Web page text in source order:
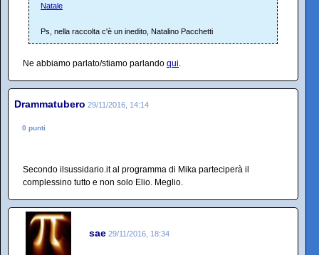
Natale
Ps, nella raccolta c'è un inedito, Natalino Pacchetti
Ne abbiamo parlato/stiamo parlando qui.
Drammatubero 29/11/2016, 14:14
0 punti
Secondo ilsussidario.it al programma di Mika parteciperà il
complessino tutto e non solo Elio. Meglio.
sae 29/11/2016, 18:34